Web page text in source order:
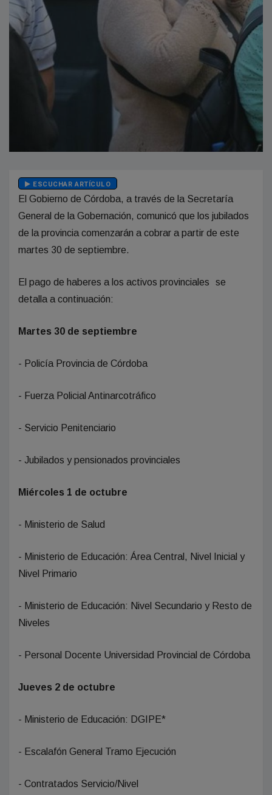
ESCUCHAR ARTÍCULO
El Gobierno de Córdoba, a través de la Secretaría
General de la Gobernación, comunicó que los jubilados
de la provincia comenzarán a cobrar a partir de este
martes 30 de septiembre.
El pago de haberes a los activos provinciales
se
detalla a continuación:
Martes 30 de septiembre
- Policía Provincia de Córdoba
- Fuerza Policial Antinarcotráfico
- Servicio Penitenciario
- Jubilados y pensionados provinciales
Miércoles 1 de octubre
- Ministerio de Salud
- Ministerio de Educación: Área Central, Nivel Inicial y
Nivel Primario
- Ministerio de Educación: Nivel Secundario y Resto de
Niveles
- Personal Docente Universidad Provincial de Córdoba
Jueves 2 de octubre
- Ministerio de Educación: DGIPE*
- Escalafón General Tramo Ejecución
- Contratados Servicio/Nivel